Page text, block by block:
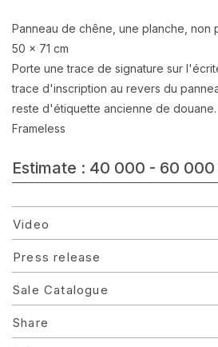
Panneau de chêne, une planche, non
50 x 71 cm
Porte une trace de signature sur
trace d'inscription au revers du
reste d'étiquette ancienne de douane.
Frameless
Estimate : 40 000 - 60 000
Video
Press release
Sale Catalogue
Share